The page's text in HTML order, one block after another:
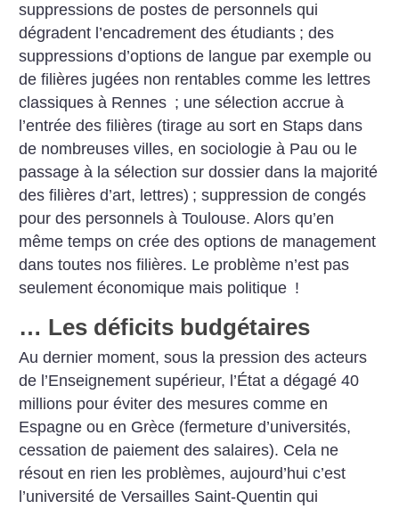
suppressions de postes de personnels qui
dégradent l’encadrement des étudiants ; des
suppressions d’options de langue par exemple ou
de filières jugées non rentables comme les lettres
classiques à Rennes ; une sélection accrue à
l’entrée des filières (tirage au sort en Staps dans
de nombreuses villes, en sociologie à Pau ou le
passage à la sélection sur dossier dans la majorité
des filières d’art, lettres) ; suppression de congés
pour des personnels à Toulouse. Alors qu’en
même temps on crée des options de management
dans toutes nos filières. Le problème n’est pas
seulement économique mais politique !
… Les déficits budgétaires
Au dernier moment, sous la pression des acteurs
de l’Enseignement supérieur, l’État a dégagé 40
millions pour éviter des mesures comme en
Espagne ou en Grèce (fermeture d’universités,
cessation de paiement des salaires). Cela ne
résout en rien les problèmes, aujourd’hui c’est
l’université de Versailles Saint-Quentin qui